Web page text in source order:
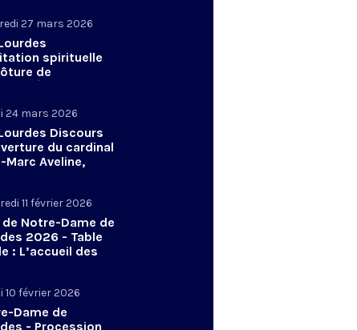
27 mars 2026
spirituelle
de
des
2026
24 mars 2026
Discours
du cardinal
Marc Aveline,
de la CEF -
11 février 2026
de Notre-Dame de
2026 - Table
: L’accueil des
aujourd’hui et
10 février 2026
Dame de
- Procession